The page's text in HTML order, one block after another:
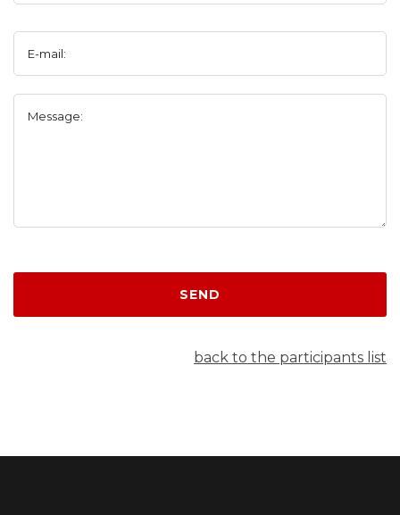
E-mail:
Message:
SEND
back to the participants list